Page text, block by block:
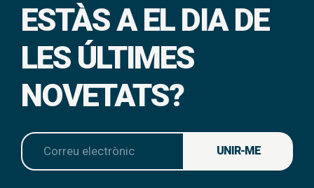
ESTÀS A EL DIA DE
LES ÚLTIMES
NOVETATS?
UNIR-ME